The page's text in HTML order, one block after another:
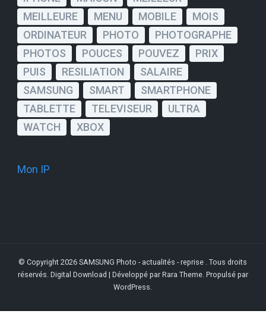
MEILLEURE
MENU MOBILE
MOIS
ORDINATEUR
PHOTO
PHOTOGRAPHE
PHOTOS
POUCES POUVEZ
PRIX
PUIS
RESILIATION
SALAIRE
SAMSUNG
SMART
SMARTPHONE
TABLETTE
TELEVISEUR
ULTRA
WATCH
XBOX
Mon IP
© Copyright 2026SAMSUNG Photo - actualités - reprise . Tous droits
réservés. Digital Download | Développé par Rara Theme. Propulsé par
WordPress.